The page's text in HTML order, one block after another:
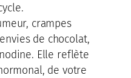
crampes
de chocolat,
Elle reflète
de votre